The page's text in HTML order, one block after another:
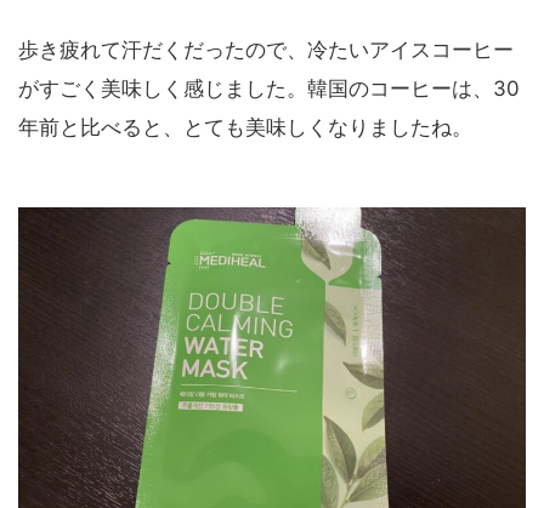
歩き疲れて汗だくだったので、冷たいアイスコーヒー
がすごく美味しく感じました。韓国のコーヒーは、30
年前と比べると、とても美味しくなりましたね。